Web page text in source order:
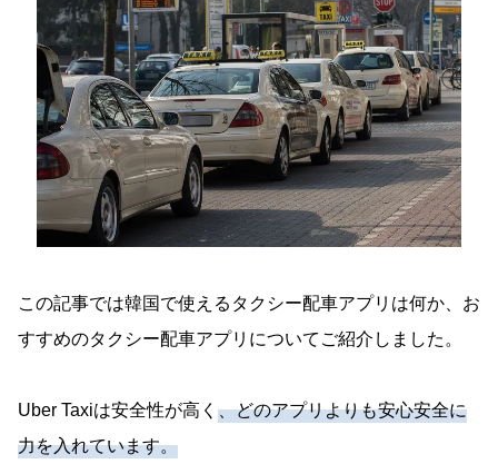
この記事では韓国で使えるタクシー配車アプリは何か、お
すすめのタクシー配車アプリについてご紹介しました。
Uber Taxiは安全性が高く 、どのアプリよりも安心安全に
力を入れています。